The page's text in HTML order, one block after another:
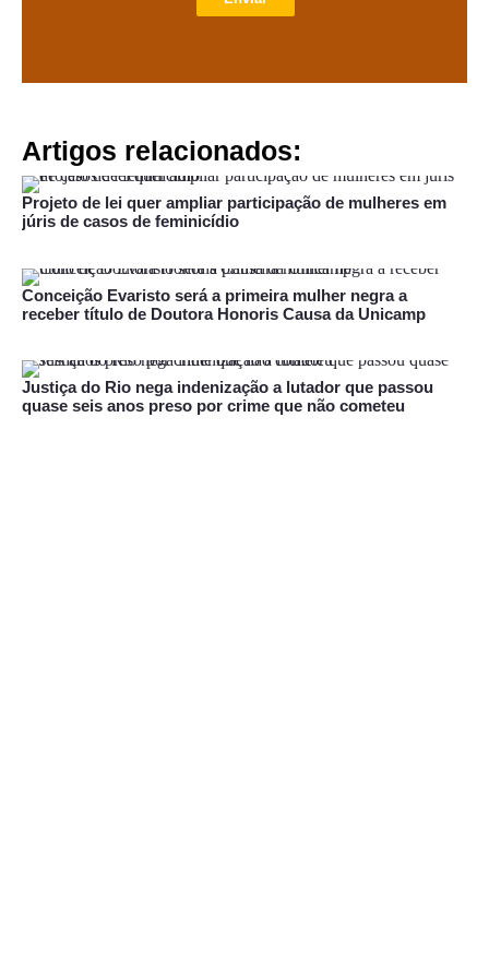
Artigos relacionados:
Projeto de lei quer ampliar participação de mulheres em
júris de casos de feminicídio
Conceição Evaristo será a primeira mulher negra a
receber título de Doutora Honoris Causa da Unicamp
Justiça do Rio nega indenização a lutador que passou
quase seis anos preso por crime que não cometeu